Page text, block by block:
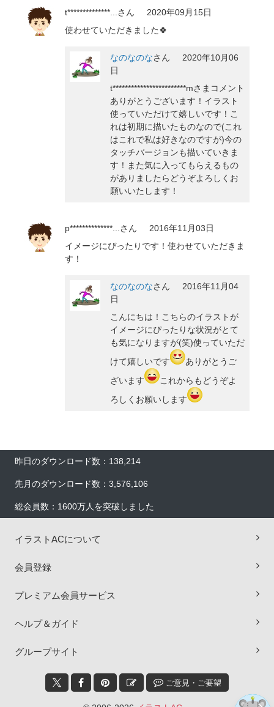
t**************...さん
2020年09月15日
使わせていただきました🍀
なのなのなさん
2020年10月06
日
t************************mさまコメント
ありがとうございます！イラスト
使っていただけて嬉しいです！こ
れは初期に描いたものなので(これ
はこれで私は好きなのですが)今の
タッチバージョンも描いていきま
す！また気に入ってもらえるもの
がありましたらどうぞよろしくお
願いいたします！
p**************...さん
2016年11月03日
イメージにぴったりです！使わせていただきま
す！
なのなのなさん
2016年11月04
日
こんにちは！こちらのイラストが
イメージにぴったりな状況がとて
も気になりますが(笑)使っていただ
けて嬉しいです
ありがとうご
ざいます
これからもどうぞよ
ろしくお願いします
昨日のダウンロード数：138,214
先月のダウンロード数：3,576,106
総会員数：1600万人を突破しました
イラストACについて
会員登録
プレミアム会員サービス
ヘルプ＆ガイド
グループサイト
ご意見・ご要望